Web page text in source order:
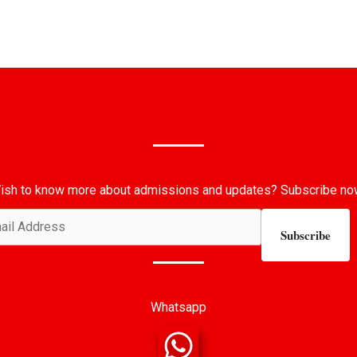
to know more about admissions and updates? Subscribe
Subscribe
Whatsapp